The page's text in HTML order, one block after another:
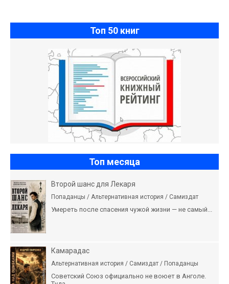
Топ 50 книг
Топ месяца
Второй шанс для Лекаря
Попаданцы / Альтернативная история / Самиздат
Умереть после спасения чужой жизни — не самый...
Камарадас
Альтернативная история / Самиздат / Попаданцы
Советский Союз официально не воюет в Анголе.